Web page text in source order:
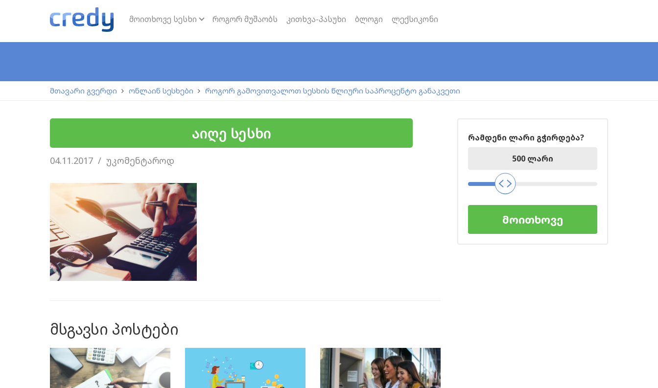
მოითხოვე სესხი როგორ მუშაობს კითხვა-პასუხი ბლოგი ლექსიკონი
მთავარი გვერდი ონლაინ სესხები როგორ გამოვითვალოთ სესხის წლიური საპროცენტო განაკვეთი
აიღე სესხი
04.11.2017 უკომენტაროდ
რამდენი ლარი გჭირდება?
მოითხოვე
მსგავსი პოსტები